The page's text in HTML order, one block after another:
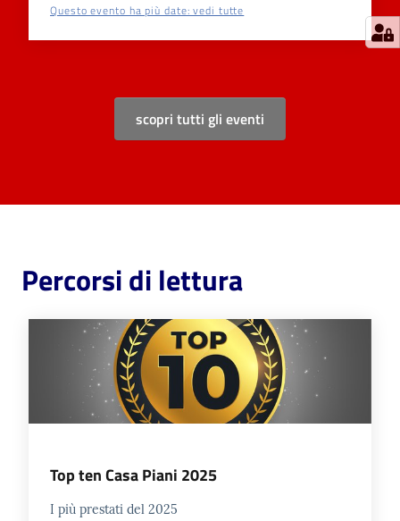
Questo evento ha più date: vedi tutte
scopri tutti gli eventi
Percorsi di lettura
Top ten Casa Piani 2025
I più prestati del 2025